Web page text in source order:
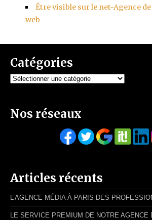
Être visible sur le net-Agence
web
Catégories
Catégories
Nos réseaux
Articles récents
L’AGENCE MÉDIA À PARIS DES
LE SERVICE PREMIUM DE NOTRE AGENCE